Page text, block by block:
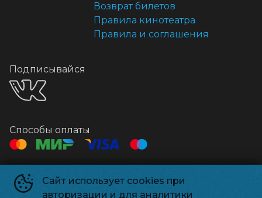
Сайт использует cookies при
авторизации и для аналитики
Возврат билетов
Правила кинотеатра
Правила и соглашения
Подписывайся
Способы оплаты
Контакты
Касса
+7 495 500-91-78